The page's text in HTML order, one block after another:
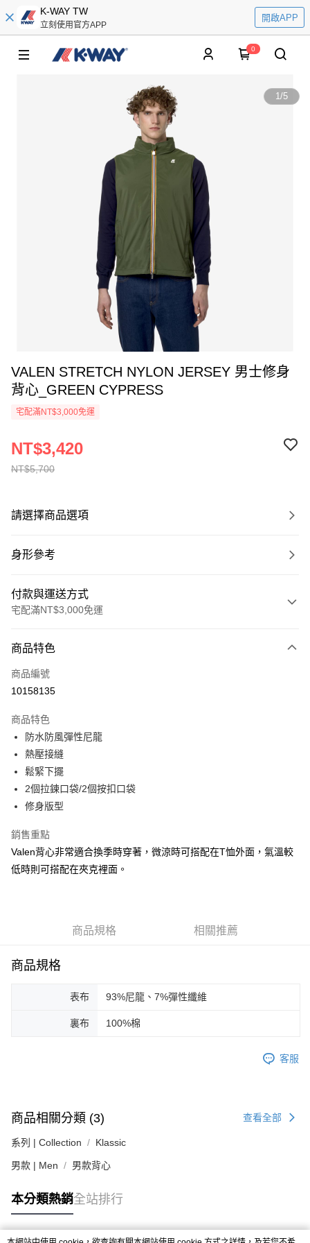
K-WAY TW
立刻使用官方APP
開啟APP
0
1/5
VALEN STRETCH NYLON JERSEY 男士修身
背心_GREEN CYPRESS
宅配滿NT$3,000免運
NT$5,700
NT$3,420
請選擇商品選項
身形參考
付款與運送方式
宅配滿NT$3,000免運
信用卡一次付款
信用卡分期付款
合作金庫商業銀行
華南商業銀行
上海商業儲蓄銀行
國泰世華商業銀行
臺灣中小企業銀行
匯豐（台灣）商業銀行
聯邦商業銀行
元大商業銀行
台新國際商業銀行
中國信託商業銀行
台灣樂天信用卡公司
LINE Pay
Apple Pay
街口支付
悠遊付
全盈+PAY
AFTEE先享後付
相關說明
１．簡單：不需註冊會員、不需綁卡、不需儲值。
１．於結帳方式選擇「AFTEE先享後付」後，將跳轉至「AFTEE先享後付」
結帳頁面，進行簡訊認證並確認金額後，即可完成結帳。
２．訂單成立數日內，您將收到繳費通知簡訊。
３．收到繳費通知簡訊後14天內，點擊此簡訊中的連結，可透過四大超商／
※ 請注意：結帳手續完成當下不需立刻繳費，但若您需要取消訂單，請聯絡
購買商品的店家。未經商家同意取消之訂單仍視為有效，需透過AFTEE先享
客戶支援中心」https://netprotections.freshdesk.com/support/home
【注意事項】
易，需依本服務之必要範圍內提供個人資料，並將交易相關給付款項請求債
２．關於個人資料處理事宜，請瀏覽以下網址：
https://aftee.tw/terms/#terms3
３．未成年的使用者請事先徵得法定代理人或監護人之同意方可使用
「AFTEE先享後付」，若未經同意申辦者引起之損失，本公司不負相關責
任。
黑貓宅急便配送到府
商品特色
商品編號
10158135
商品特色
防水防風彈性尼龍
熱壓接縫
鬆緊下擺
2個拉鍊口袋/2個按扣口袋
修身版型
銷售重點
Valen背心非常適合換季時穿著，微涼時可搭配在T恤外面，氣溫較
低時則可搭配在夾克裡面。
商品規格 相關推薦
商品規格
表布 93%尼龍、7%彈性纖維
裏布 100%棉
客服
商品相關分類 (3) 查看全部
系列 | Collection Klassic
男款 | Men 男款背心
本分類熱銷全站排行